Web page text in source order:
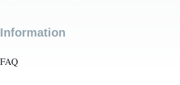
Information
FAQ